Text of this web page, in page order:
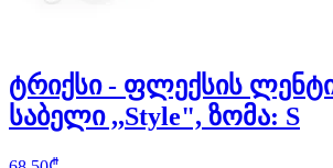
ტრიქსი - ფლექსის
საბელი ,,Style", ზომა: S